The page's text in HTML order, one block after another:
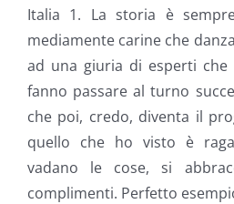
Italia 1. La storia è
mediamente carine che
ad una giuria di esperti
fanno passare al turno
che poi, credo, diventa il
quello che ho visto è
vadano le cose, si
complimenti. Perfetto